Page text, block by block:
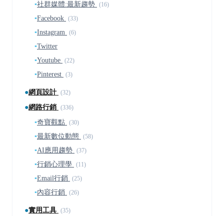
▪社群媒體:最新趨勢 (16)
▪Facebook (33)
▪Instagram (6)
▪Twitter
▪Youtube (22)
▪Pinterest (3)
●網頁設計 (32)
●網路行銷 (336)
▪奇寶觀點 (30)
▪最新數位動態 (58)
▪AI應用趨勢 (37)
▪行銷心理學 (11)
▪Email行銷 (25)
▪內容行銷 (26)
●實用工具 (35)